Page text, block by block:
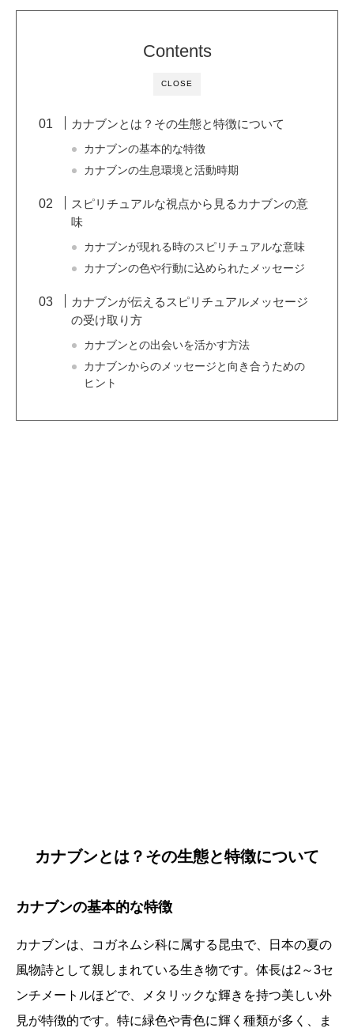
CLOSE
Contents
カナブンとは？その生態と特徴について
カナブンの基本的な特徴
カナブンの生息環境と活動時期
スピリチュアルな視点から見るカナブンの意
味
カナブンが現れる時のスピリチュアルな意味
カナブンの色や行動に込められたメッセージ
カナブンが伝えるスピリチュアルメッセージ
の受け取り方
カナブンとの出会いを活かす方法
カナブンからのメッセージと向き合うための
ヒント
カナブンとは？その生態と特徴について
カナブンの基本的な特徴
カナブンは、コガネムシ科に属する昆虫で、日本の夏の
風物詩として親しまれている生き物です。体長は2～3セ
ンチメートルほどで、メタリックな輝きを持つ美しい外
見が特徴的です。特に緑色や青色に輝く種類が多く、ま